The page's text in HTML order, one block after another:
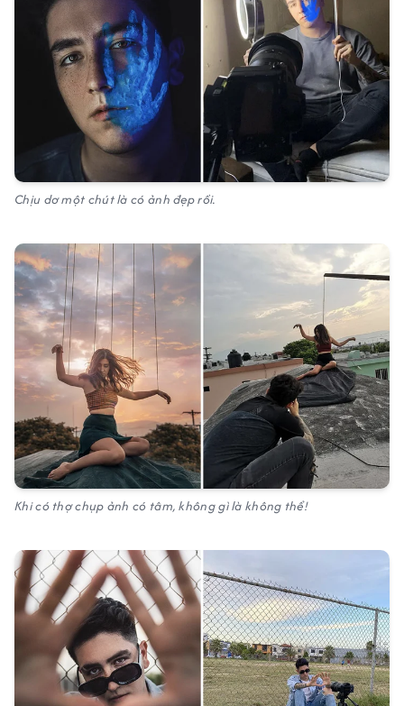
Chịu dơ một chút là có ảnh đẹp rồi.
Khi có thợ chụp ảnh có tâm, không gì là không thể!